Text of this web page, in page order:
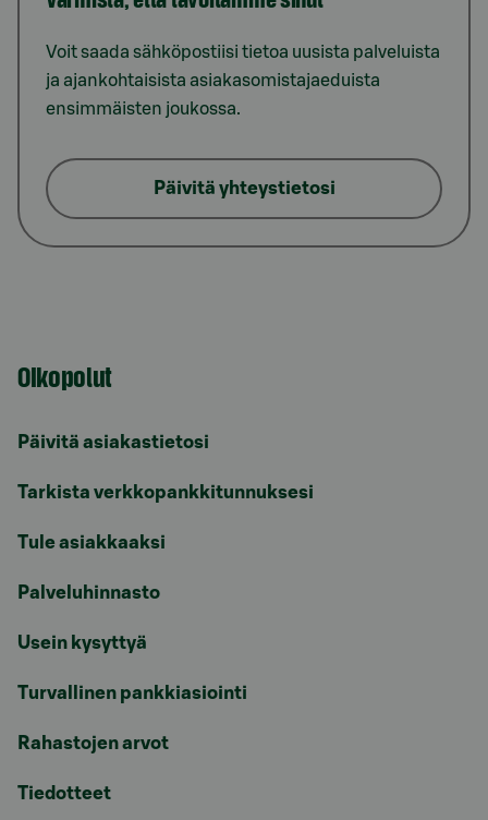
Voit saada sähköpostiisi tietoa uusista palveluista
ja ajankohtaisista asiakasomistajaeduista
ensimmäisten joukossa.
Päivitä yhteystietosi
Oikopolut
Päivitä asiakastietosi
Tarkista verkkopankkitunnuksesi
Tule asiakkaaksi
Palveluhinnasto
Usein kysyttyä
Turvallinen pankkiasiointi
Rahastojen arvot
Tiedotteet